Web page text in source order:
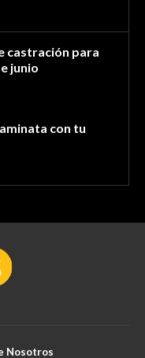
castración para
junio
con tu
Nosotros